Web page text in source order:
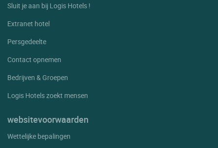
Sluit je aan bij Logis Hotels !
Extranet hotel
Persgedeelte
Contact opnemen
Bedrijven & Groepen
Logis Hotels zoekt mensen
websitevoorwaarden
Wettelijke bepalingen